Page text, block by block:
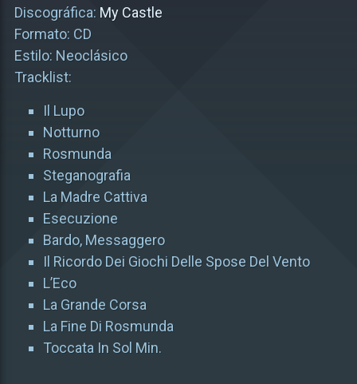
Discográfica: My Castle
Formato: CD
Estilo: Neoclásico
Tracklist:
Il Lupo
Notturno
Rosmunda
Steganografia
La Madre Cattiva
Esecuzione
Bardo, Messaggero
Il Ricordo Dei Giochi Delle Spose Del Vento
L’Eco
La Grande Corsa
La Fine Di Rosmunda
Toccata In Sol Min.